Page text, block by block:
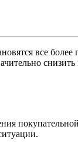
все